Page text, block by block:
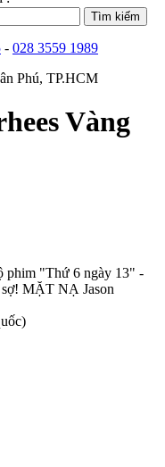
- 028 3559 1989
Phú, TP.HCM
Vàng
phim "Thứ 6 ngày 13" -
MẶT NẠ Jason